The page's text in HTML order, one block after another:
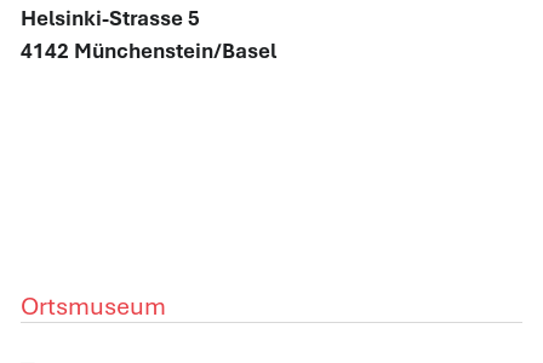
Helsinki-Strasse 5
4142 Münchenstein/Basel
Ortsmuseum